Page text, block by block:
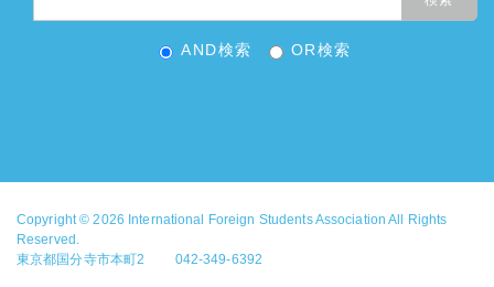
AND検索 OR検索
Copyright © 2026 International Foreign Students Association All Rights
Reserved.
東京都国分寺市本町2 042-349-6392